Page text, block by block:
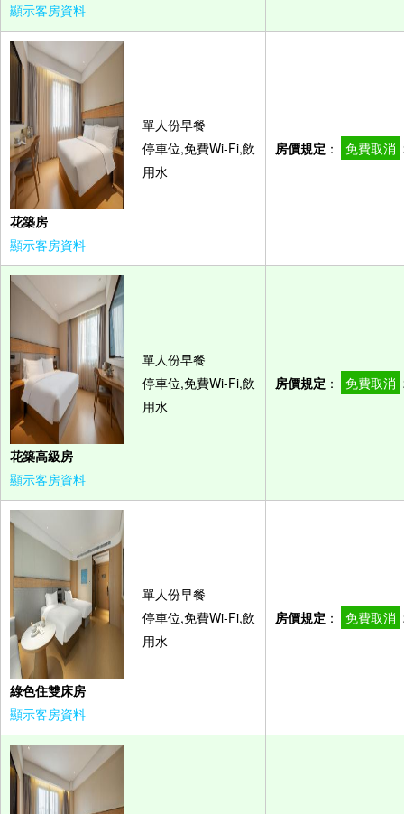
顯示客房資料
花築房
顯示客房資料
單人份早餐
停車位,免費Wi-Fi,飲
用水
房價規定 ： 免費取消
花築高級房
顯示客房資料
單人份早餐
停車位,免費Wi-Fi,飲
用水
房價規定 ： 免費取消
綠色住雙床房
顯示客房資料
單人份早餐
停車位,免費Wi-Fi,飲
用水
房價規定 ： 免費取消